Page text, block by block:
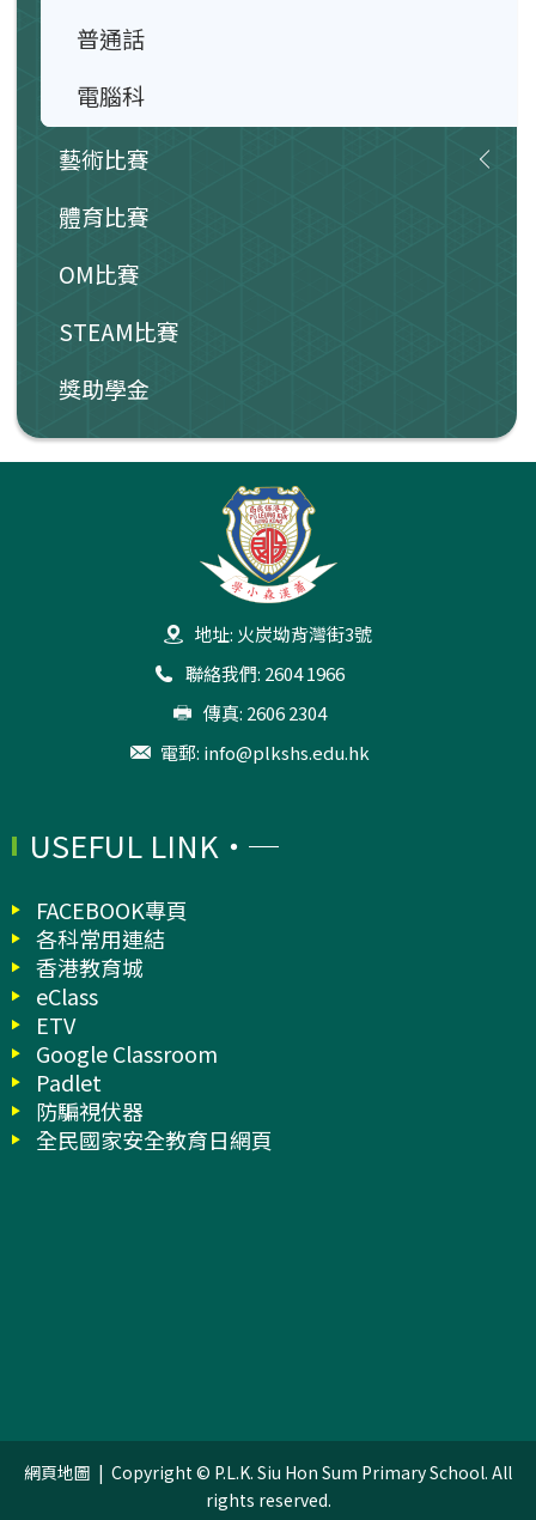
普通話
電腦科
藝術比賽
體育比賽
OM比賽
STEAM比賽
獎助學金
地址: 火炭坳背灣街3號
聯絡我們: 2604 1966
傳真: 2606 2304
電郵: info@plkshs.edu.hk
USEFUL LINK
FACEBOOK專頁
各科常用連結
香港教育城
eClass
ETV
Google Classroom
Padlet
防騙視伏器
全民國家安全教育日網頁
網頁地圖 | Copyright © P.L.K. Siu Hon Sum Primary School. All
rights reserved.